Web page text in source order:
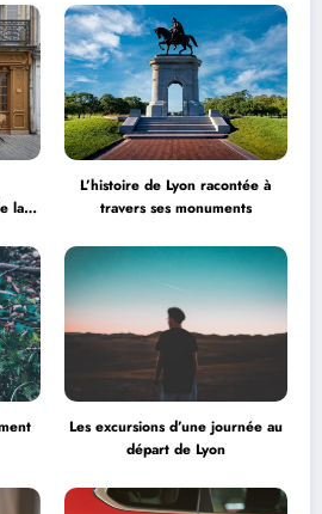
Garnier
la
L’histoire de Lyon racontée à
travers ses monuments
Les excursions d’une journée au
départ de Lyon